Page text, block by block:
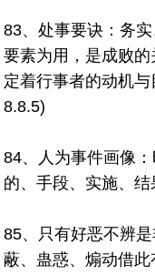
83、处事要诀：务
要素为用，是成败
定着行事者的动机
8.8.5)
84、人为事件画像
的、手段、实施、结
85、只有好恶不辨
蔽、蛊惑、煽动借